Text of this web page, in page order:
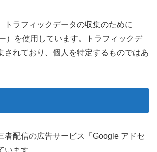
トラフィックデータの収集のために
）を使用しています。トラフィックデ
されており、個人を特定するものではあ
者配信の広告サービス「Google アドセ
います。